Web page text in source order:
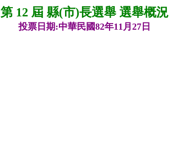
第 12 屆 縣(市)長選舉 選舉概況
投票日期:中華民國82年11月27日